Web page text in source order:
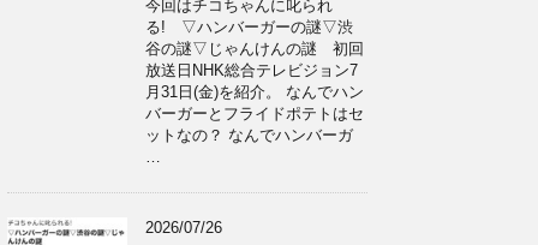
今回はチコちゃんに叱られ
る! ▽ハンバーガーの謎▽渋
谷の謎▽じゃんけんの謎 初回
放送日NHK総合テレビジョン7
月31日(金)を紹介。 なんでハン
バーガーとフライドポテトはセ
ットなの？ なんでハンバーガ
…
2026/07/26